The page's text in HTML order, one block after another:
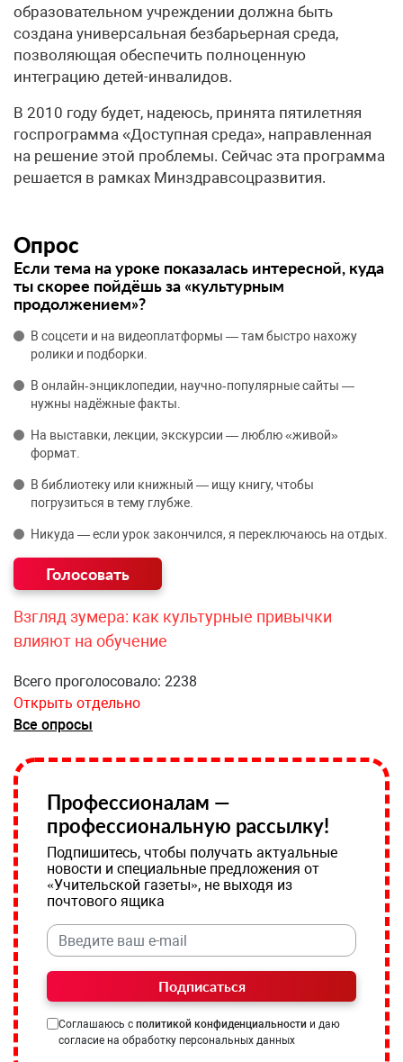
образовательном учреждении должна быть
создана универсальная безбарьерная среда,
позволяющая обеспечить полноценную
интеграцию детей-инвалидов.
В 2010 году будет, надеюсь, принята пятилетняя
госпрограмма «Доступная среда», направленная
на решение этой проблемы. Сейчас эта программа
решается в рамках Минздравсоцразвития.
Опрос
Если тема на уроке показалась интересной, куда
ты скорее пойдёшь за «культурным
продолжением»?
В соцсети и на видеоплатформы — там быстро нахожу
ролики и подборки.
В онлайн‑энциклопедии, научно‑популярные сайты —
нужны надёжные факты.
На выставки, лекции, экскурсии — люблю «живой»
формат.
В библиотеку или книжный — ищу книгу, чтобы
погрузиться в тему глубже.
Никуда — если урок закончился, я переключаюсь на отдых.
Взгляд зумера: как культурные привычки
влияют на обучение
Всего проголосовало: 2238
Открыть отдельно
Все опросы
Профессионалам —
профессиональную рассылку!
Подпишитесь, чтобы получать актуальные
новости и специальные предложения от
«Учительской газеты», не выходя из
почтового ящика
Подписаться
Соглашаюсь с политикой конфиденциальности и даю
согласие на обработку персональных данных